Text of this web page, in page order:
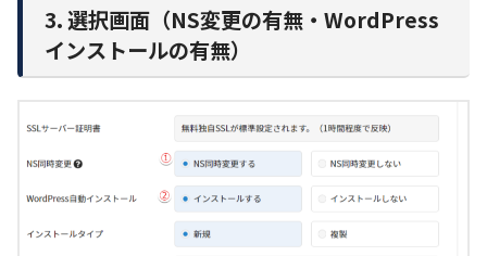
3. 選択画面（NS変更の有無・WordPress
インストールの有無）